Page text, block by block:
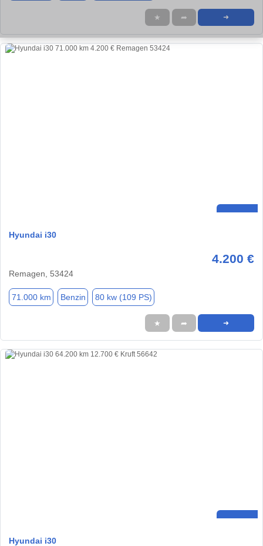
★ ➦ ➜
Hyundai i30
4.200 €
Remagen, 53424
71.000 km Benzin 80 kw (109 PS)
★ ➦ ➜
Hyundai i30